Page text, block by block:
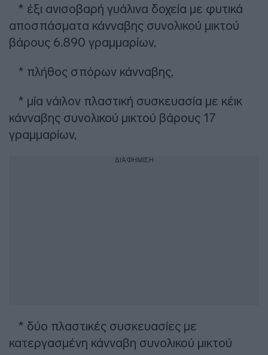
* έξι ανισοβαρή γυάλινα δοχεία με φυτικά
αποσπάσματα κάνναβης συνολικού μικτού
βάρους 6.890 γραμμαρίων,
* πλήθος σπόρων κάνναβης,
* μία νάιλον πλαστική συσκευασία με κέικ
κάνναβης συνολικού μικτού βάρους 17
γραμμαρίων,
ΔΙΑΦΗΜΙΣΗ
* δύο πλαστικές συσκευασίες με
κατεργασμένη κάνναβη συνολικού μικτού